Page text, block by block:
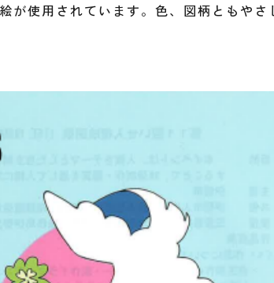
が使用されています。色、図柄ともやさ